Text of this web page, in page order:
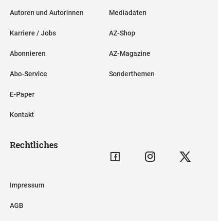
Autoren und Autorinnen
Karriere / Jobs
Abonnieren
Abo-Service
E-Paper
Kontakt
Mediadaten
AZ-Shop
AZ-Magazine
Sonderthemen
Rechtliches
Impressum
AGB